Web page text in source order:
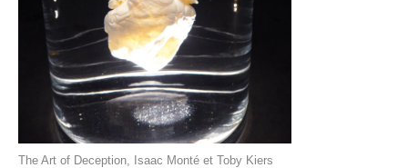
The Art of Deception, Isaac Monté et Toby Kiers